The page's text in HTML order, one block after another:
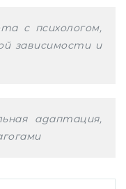
с психологом,
зависимости и
адаптация,